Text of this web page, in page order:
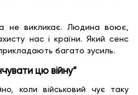
не викликає. Людина воює,
нас і країни. Який сенс
багато зусиль.
цю війну”
коли військовий чує таку